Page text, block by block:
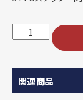
STFC
の
国
大
会
関連商品